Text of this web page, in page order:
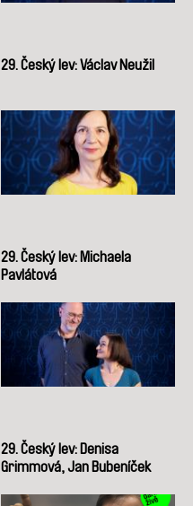
29. Český lev: Václav Neužil
29. Český lev: Michaela
Pavlátová
29. Český lev: Denisa
Grimmová, Jan Bubeníček